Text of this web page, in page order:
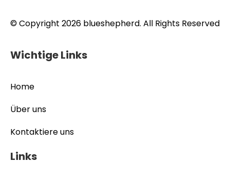
© Copyright 2026 blueshepherd. All Rights Reserved
Wichtige Links
Home
Über uns
Kontaktiere uns
Links